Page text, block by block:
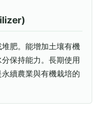
肥。能增加土壤有機
保持能力。長期使用
續農業與有機栽培的